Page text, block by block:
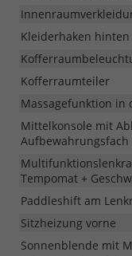
Kleiderhaken hinten
Kofferraumteiler
Massagefunktion in
Mittelkonsole mit
Aufbewahrungsfach
Tempomat +
Paddleshift am
Sitzheizung vorne
Sonnenblende mit